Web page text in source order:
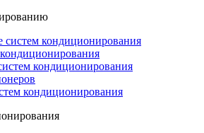
систем кондиционирования
кондиционирования
кондиционирования